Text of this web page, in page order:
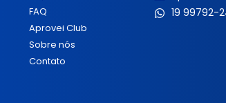
FAQ
Aprovei Club
Sobre nós
Contato
19 99792-